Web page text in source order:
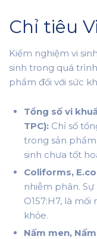
Chỉ tiêu
Kiểm nghiệm vi
sinh trong quá
phẩm đối với sức
Tổng số vi
TPC): Chỉ số
trong sản
sinh chưa tốt
Coliforms,
nhiễm phân. Sự
O157:H7, là
khỏe.
Nấm men,